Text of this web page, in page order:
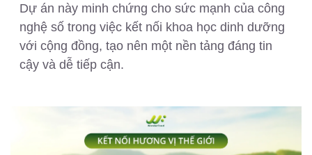
Dự án này minh chứng cho sức mạnh của công
nghệ số trong việc kết nối khoa học dinh dưỡng
với cộng đồng, tạo nên một nền tảng đáng tin
cậy và dễ tiếp cận.